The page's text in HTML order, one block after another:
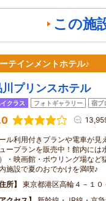
この施
テインメントホテル♪
川プリンスホテル
クラス フォトギャラリー 宿ブ
ル利用付きプランや電車が見
ープランを販売中！館内には
・映画館・ボウリング場など
施設で夏のおでかけを満喫♪
所
東京都港区高輪４－１０